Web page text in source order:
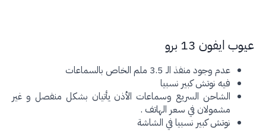
ايفون 13 برو
عدم وجود منفذ الـ 3.5 ملم الخاص بالسماعات
فيه نوتش كبير نسبيا
الشاحن السريع وسماعات الأذن يأتيان بشكل منفصل و غير
مشمولان في سعر الهاتف .
نوتش كبير نسبيا في الشاشة